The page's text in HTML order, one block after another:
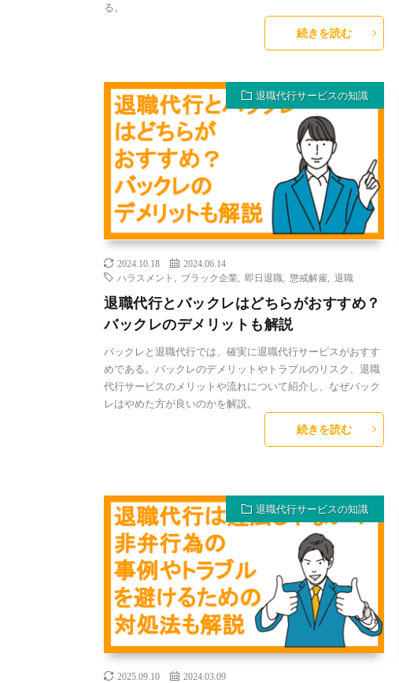
る。
続きを読む
退職代行サービスの知識
2024.10.18
2024.06.14
ハラスメント
ブラック企業 即日退職 懲戒解雇 退職
退職代行とバックレはどちらがおすすめ？
バックレのデメリットも解説
バックレと退職代行では、確実に退職代行サービスがおすす
めである。バックレのデメリットやトラブルのリスク、退職
代行サービスのメリットや流れについて紹介し、なぜバック
レはやめた方が良いのかを解説。
続きを読む
退職代行サービスの知識
2025.09.10
2024.03.09